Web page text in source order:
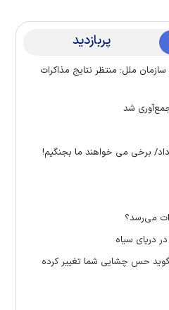
پربازدید
| سازمان ملل: منتظر نتایج مذاکرات
برخی می خواهند ما بجنگیم!
می‌رسد؟
دریای سیاه
حس چشایی شما تغییر کرده